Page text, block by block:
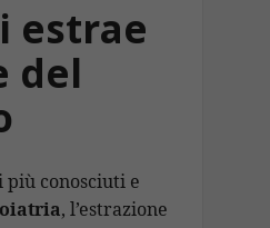
estrae
del
conosciuti e
, l’estrazione